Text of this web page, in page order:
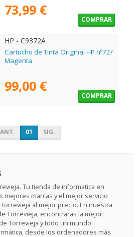
73,99 €
COMPRAR
HP - C9372A
Cartucho de Tinta Original HP nº72/
Magenta
99,00 €
COMPRAR
ANT. 01 SIG.
Tu tienda de informatica en
mejores marcas y el mejor servicio
al mejor precio. En nuestra
Torrevieja, encontraras la mejor
Torrevieja y todo un mundo
desde los ordenadores más